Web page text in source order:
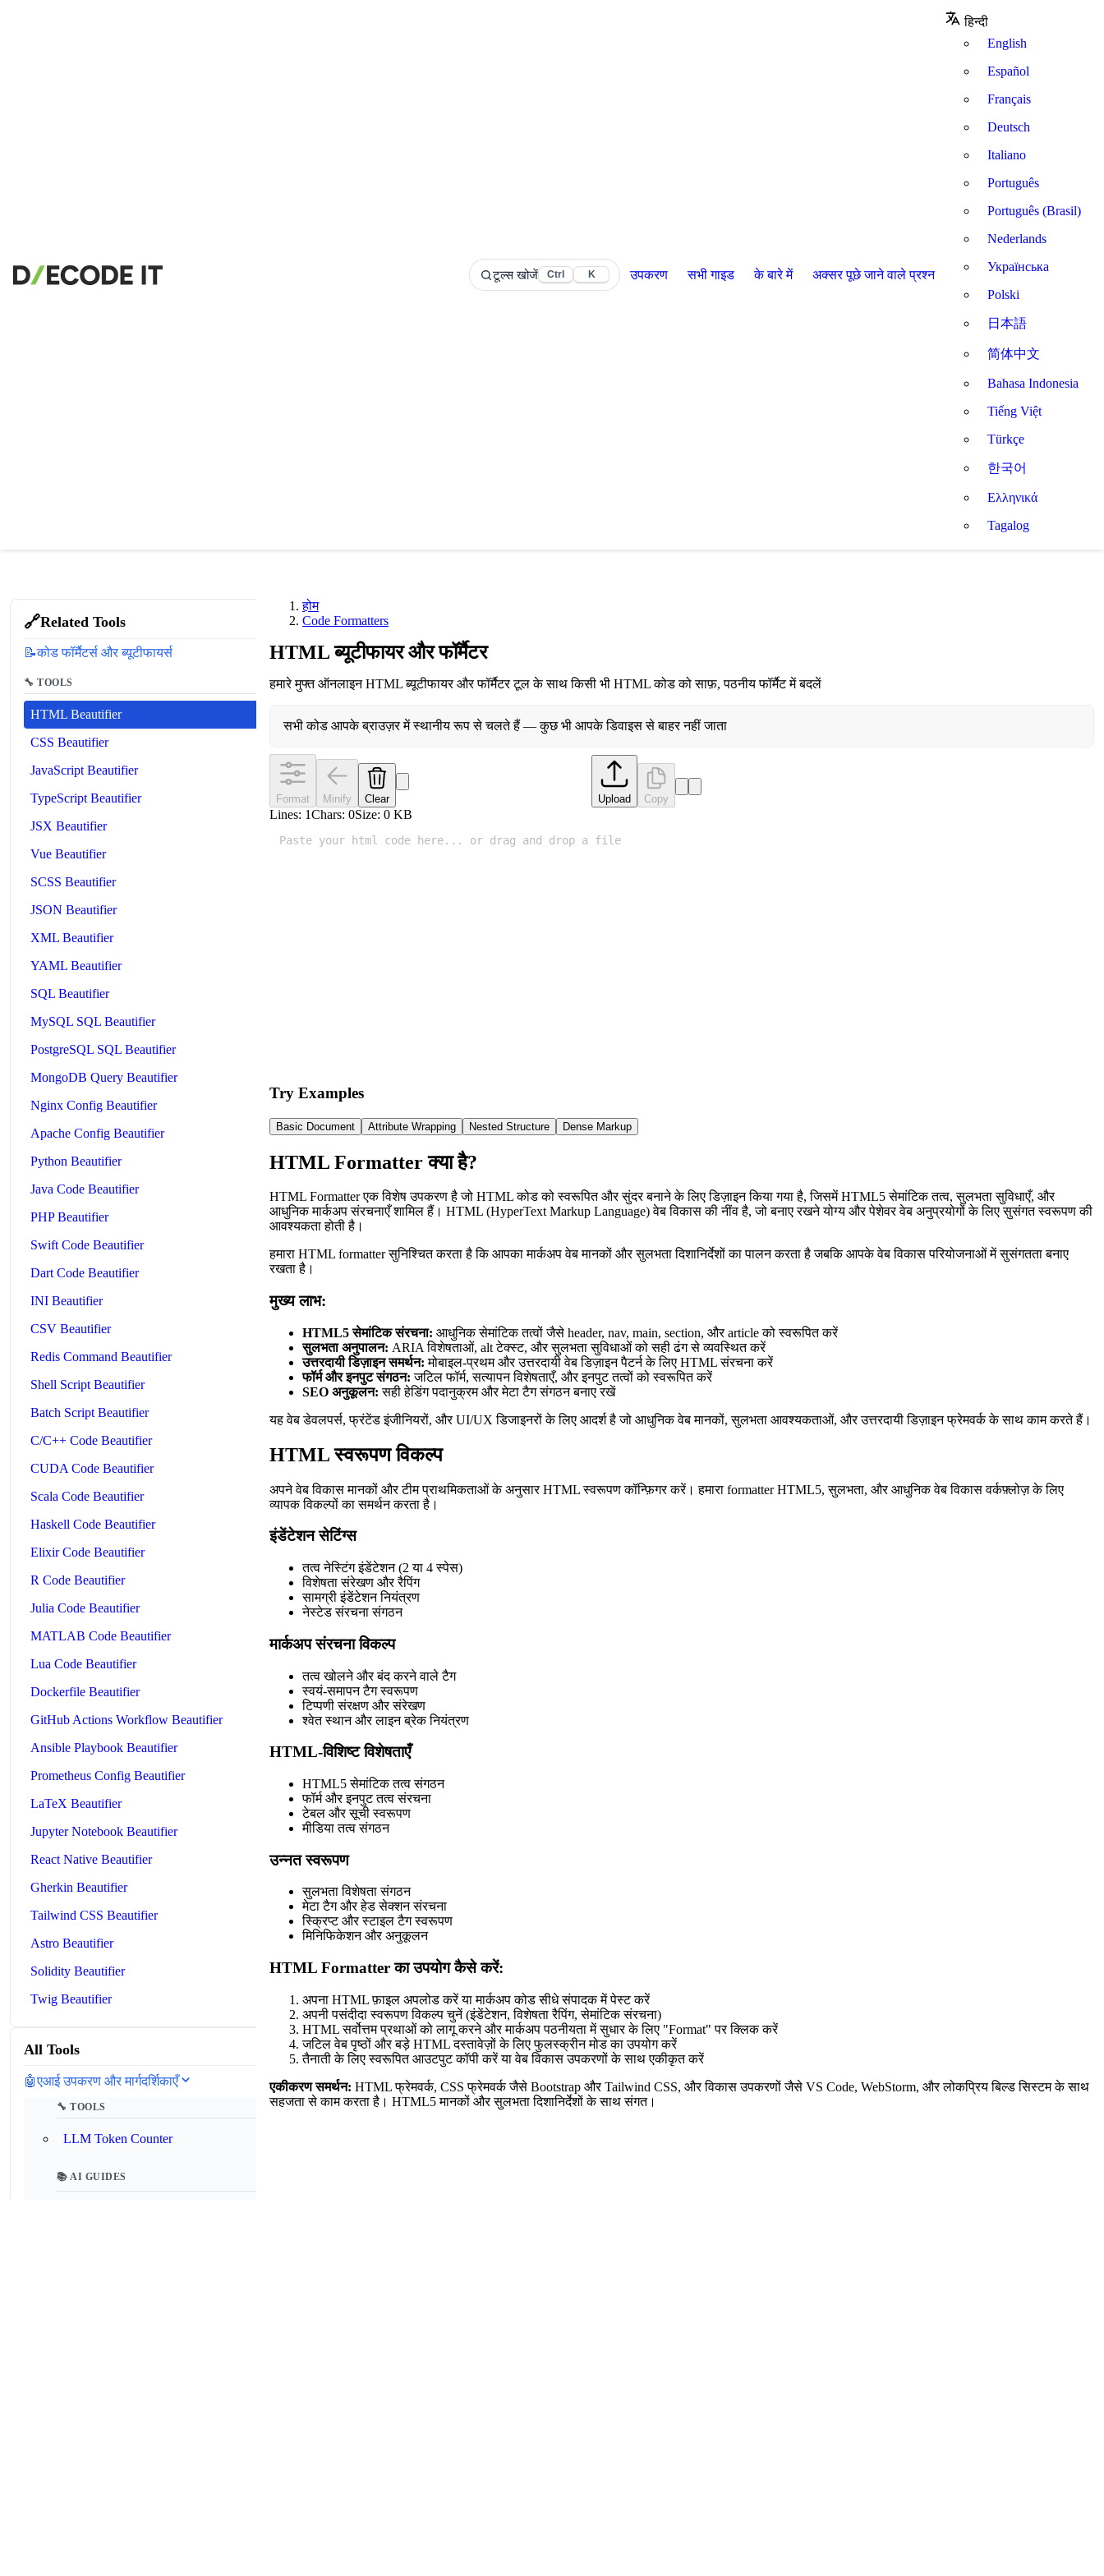
टूल्स खोजें Ctrl K उपकरण सभी गाइड के बारे में अक्सर पूछे जाने वाले प्रश्न
हिन्दी
English
Español
Français
Deutsch
Italiano
Português
Português (Brasil)
Nederlands
Українська
Polski
日本語
简体中文
Bahasa Indonesia
Tiếng Việt
Türkçe
한국어
Ελληνικά
Tagalog
🔗Related Tools
📝कोड फॉर्मैटर्स और ब्यूटीफायर्स
🔧 TOOLS
HTML Beautifier
CSS Beautifier
JavaScript Beautifier
TypeScript Beautifier
JSX Beautifier
Vue Beautifier
SCSS Beautifier
JSON Beautifier
XML Beautifier
YAML Beautifier
SQL Beautifier
MySQL SQL Beautifier
PostgreSQL SQL Beautifier
MongoDB Query Beautifier
Nginx Config Beautifier
Apache Config Beautifier
Python Beautifier
Java Code Beautifier
PHP Beautifier
Swift Code Beautifier
Dart Code Beautifier
INI Beautifier
CSV Beautifier
Redis Command Beautifier
Shell Script Beautifier
Batch Script Beautifier
C/C++ Code Beautifier
CUDA Code Beautifier
Scala Code Beautifier
Haskell Code Beautifier
Elixir Code Beautifier
R Code Beautifier
Julia Code Beautifier
MATLAB Code Beautifier
Lua Code Beautifier
Dockerfile Beautifier
GitHub Actions Workflow Beautifier
Ansible Playbook Beautifier
Prometheus Config Beautifier
LaTeX Beautifier
Jupyter Notebook Beautifier
React Native Beautifier
Gherkin Beautifier
Tailwind CSS Beautifier
Astro Beautifier
Solidity Beautifier
Twig Beautifier
All Tools
🤖एआई उपकरण और मार्गदर्शिकाएँ
🔧 TOOLS
LLM Token Counter
📚 AI GUIDES
होम
Code Formatters
HTML ब्यूटीफायर और फॉर्मैटर
हमारे मुफ्त ऑनलाइन HTML ब्यूटीफायर और फॉर्मैटर टूल के साथ किसी भी HTML कोड को साफ़, पठनीय फॉर्मैट में बदलें
सभी कोड आपके ब्राउज़र में स्थानीय रूप से चलते हैं — कुछ भी आपके डिवाइस से बाहर नहीं जाता
Format Minify Clear Upload Copy
Lines: 1Chars: 0Size: 0 KB
Try Examples
Basic Document Attribute Wrapping Nested Structure Dense Markup
HTML Formatter क्या है?
HTML Formatter एक विशेष उपकरण है जो HTML कोड को स्वरूपित और सुंदर बनाने के लिए डिज़ाइन किया गया है, जिसमें HTML5 सेमांटिक तत्व, सुलभता सुविधाएँ, और
आधुनिक मार्कअप संरचनाएँ शामिल हैं। HTML (HyperText Markup Language) वेब विकास की नींव है, जो बनाए रखने योग्य और पेशेवर वेब अनुप्रयोगों के लिए सुसंगत स्वरूपण की
आवश्यकता होती है।
हमारा HTML formatter सुनिश्चित करता है कि आपका मार्कअप वेब मानकों और सुलभता दिशानिर्देशों का पालन करता है जबकि आपके वेब विकास परियोजनाओं में सुसंगतता बनाए
रखता है।
मुख्य लाभ:
HTML5 सेमांटिक संरचना: आधुनिक सेमांटिक तत्वों जैसे header, nav, main, section, और article को स्वरूपित करें
सुलभता अनुपालन: ARIA विशेषताओं, alt टेक्स्ट, और सुलभता सुविधाओं को सही ढंग से व्यवस्थित करें
उत्तरदायी डिज़ाइन समर्थन: मोबाइल-प्रथम और उत्तरदायी वेब डिज़ाइन पैटर्न के लिए HTML संरचना करें
फॉर्म और इनपुट संगठन: जटिल फॉर्म, सत्यापन विशेषताएँ, और इनपुट तत्वों को स्वरूपित करें
SEO अनुकूलन: सही हेडिंग पदानुक्रम और मेटा टैग संगठन बनाए रखें
यह वेब डेवलपर्स, फ्रंटेंड इंजीनियरों, और UI/UX डिजाइनरों के लिए आदर्श है जो आधुनिक वेब मानकों, सुलभता आवश्यकताओं, और उत्तरदायी डिज़ाइन फ्रेमवर्क के साथ काम करते हैं।
HTML स्वरूपण विकल्प
अपने वेब विकास मानकों और टीम प्राथमिकताओं के अनुसार HTML स्वरूपण कॉन्फ़िगर करें। हमारा formatter HTML5, सुलभता, और आधुनिक वेब विकास वर्कफ़्लोज़ के लिए
व्यापक विकल्पों का समर्थन करता है।
इंडेंटेशन सेटिंग्स
तत्व नेस्टिंग इंडेंटेशन (2 या 4 स्पेस)
विशेषता संरेखण और रैपिंग
सामग्री इंडेंटेशन नियंत्रण
नेस्टेड संरचना संगठन
मार्कअप संरचना विकल्प
तत्व खोलने और बंद करने वाले टैग
स्वयं-समापन टैग स्वरूपण
टिप्पणी संरक्षण और संरेखण
श्वेत स्थान और लाइन ब्रेक नियंत्रण
HTML-विशिष्ट विशेषताएँ
HTML5 सेमांटिक तत्व संगठन
फॉर्म और इनपुट तत्व संरचना
टेबल और सूची स्वरूपण
मीडिया तत्व संगठन
उन्नत स्वरूपण
सुलभता विशेषता संगठन
मेटा टैग और हेड सेक्शन संरचना
स्क्रिप्ट और स्टाइल टैग स्वरूपण
मिनिफिकेशन और अनुकूलन
HTML Formatter का उपयोग कैसे करें:
अपना HTML फ़ाइल अपलोड करें या मार्कअप कोड सीधे संपादक में पेस्ट करें
अपनी पसंदीदा स्वरूपण विकल्प चुनें (इंडेंटेशन, विशेषता रैपिंग, सेमांटिक संरचना)
HTML सर्वोत्तम प्रथाओं को लागू करने और मार्कअप पठनीयता में सुधार के लिए "Format" पर क्लिक करें
जटिल वेब पृष्ठों और बड़े HTML दस्तावेज़ों के लिए फुलस्क्रीन मोड का उपयोग करें
तैनाती के लिए स्वरूपित आउटपुट कॉपी करें या वेब विकास उपकरणों के साथ एकीकृत करें
एकीकरण समर्थन: HTML फ्रेमवर्क, CSS फ्रेमवर्क जैसे Bootstrap और Tailwind CSS, और विकास उपकरणों जैसे VS Code, WebStorm, और लोकप्रिय बिल्ड सिस्टम के साथ
सहजता से काम करता है। HTML5 मानकों और सुलभता दिशानिर्देशों के साथ संगत।